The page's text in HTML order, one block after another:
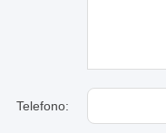
Telefono: